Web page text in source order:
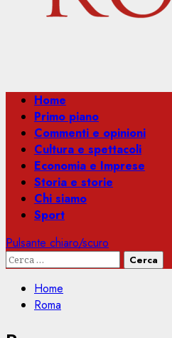
Menu
principale
Home
Primo piano
Commenti e opinioni
Cultura e spettacoli
Economia e Imprese
Storia e storie
Chi siamo
Sport
Pulsante chiaro/scuro
Ricerca
Home
Roma